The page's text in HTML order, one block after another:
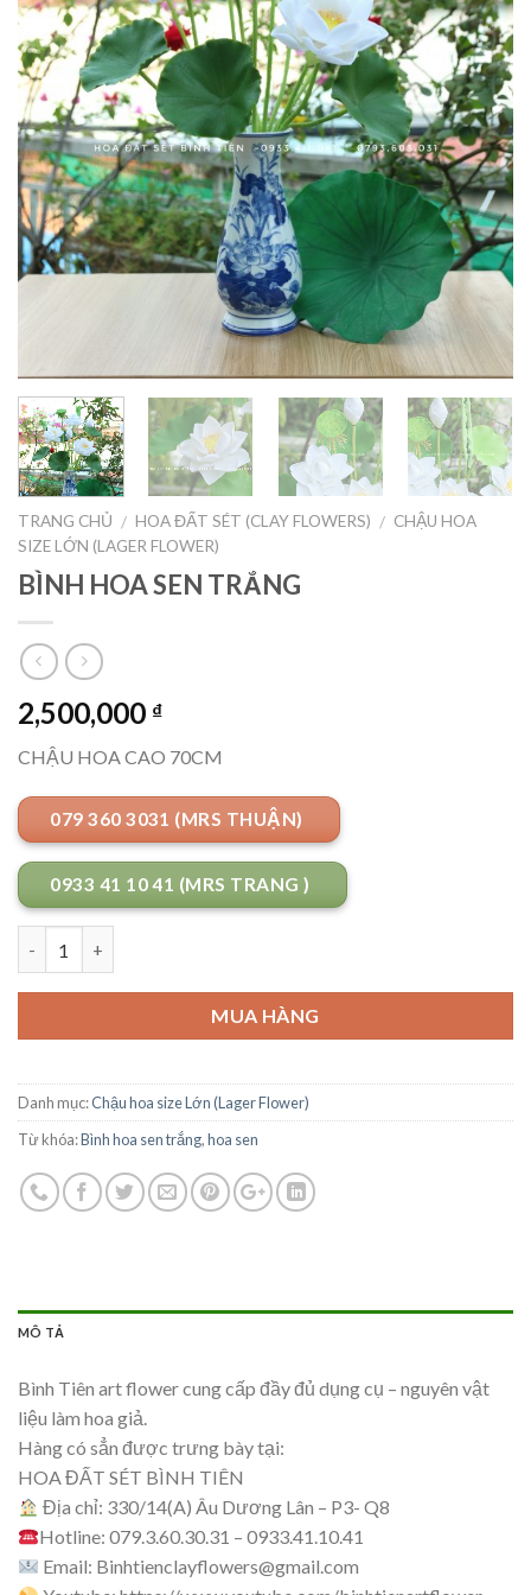
TRANG CHỦ / HOA ĐẤT SÉT (CLAY FLOWERS) / CHẬU HOA
SIZE LỚN (LAGER FLOWER)
BÌNH HOA SEN TRẮNG
2,500,000 ₫
CHẬU HOA CAO 70CM
079 360 3031 (MRS THUẬN)
0933 41 10 41 (MRS TRANG )
MUA HÀNG
Danh mục:Chậu hoa size Lớn (Lager Flower)
Từ khóa:Bình hoa sen trắng,hoa sen
MÔ TẢ
Bình Tiên art flower cung cấp đầy đủ dụng cụ – nguyên vật
liệu làm hoa giả.
Hàng có sẳn được trưng bày tại:
HOA ĐẤT SÉT BÌNH TIÊN
Địa chỉ: 330/14(A) Âu Dương Lân – P3- Q8
Hotline: 079.3.60.30.31 – 0933.41.10.41
Email: Binhtienclayflowers@gmail.com